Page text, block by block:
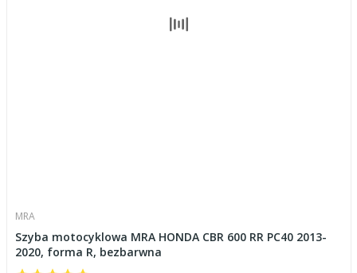
MRA
Szyba motocyklowa MRA HONDA CBR 600 RR PC40 2013-
2020, forma R, bezbarwna